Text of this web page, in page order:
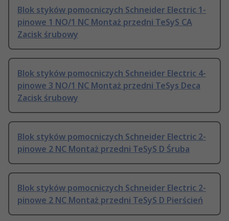
Blok styków pomocniczych Schneider Electric 1-
pinowe 1 NO/1 NC Montaż przedni TeSyS CA
Zacisk śrubowy
Blok styków pomocniczych Schneider Electric 4-
pinowe 3 NO/1 NC Montaż przedni TeSys Deca
Zacisk śrubowy
Blok styków pomocniczych Schneider Electric 2-
pinowe 2 NC Montaż przedni TeSyS D Śruba
Blok styków pomocniczych Schneider Electric 2-
pinowe 2 NC Montaż przedni TeSyS D Pierścień